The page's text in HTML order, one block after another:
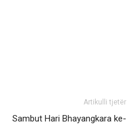
Artikulli tjetër
Sambut Hari Bhayangkara ke-